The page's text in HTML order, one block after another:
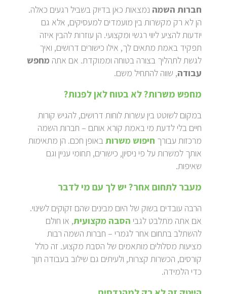
חברות השמה נמצאות כאן בדיוק בשביל רגעים כאלה.
הן לא רק מקשרות בין מועמדים למעסיקים, אלא גם
יודעות להציע ליווי רגשי ומקצועי. הן עוזרות להבין איזה
תפקיד באמת מתאים לך, אילו כישורים דרושים, ואיך
לגשת לתהליך בצורה בטוחה וממוקדת. אם אתה מחפש
עבודה, שווה להתחיל משם.
מחפש משרות? לא בטוח לאן לפנות?
במקום לשוטט בין עשרות לוחות דרושים, להגיש קורות
חיים בלי לדעת מי באמת קורא אותם – חברות השמה
מרכזות עבורך חיפוש משרותבאופן חכם. הן מתאימות
אותך למשרות על פי ניסיון, כישורים, תחומי עניין וגם
שאיפות.
מעבר לתחום אחר? יש לך עם מי לדבר
הרבה עובדים בשוק של היום מבינים שהם זקוקים לשינוי.
אם אתה מתלבט לגבי הסבה מקצועית, או חולם
להשתלב בתחום אחר לגמרי – חברות השמה רבות
מציעות מסלולים מותאמים של הסבת מקצוע. זה כולל
קורסים, הכשרות קצרות, ולעיתים גם שילוב בעבודה תוך
כדי הלמידה.